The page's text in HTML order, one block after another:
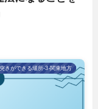
きができる場所-3-関東地方